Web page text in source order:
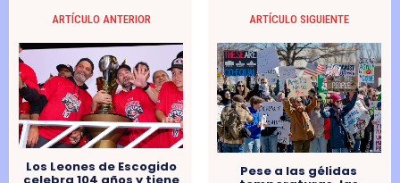
ARTÍCULO ANTERIOR
Los Leones de Escogido
ARTÍCULO SIGUIENTE
Pese a las gélidas